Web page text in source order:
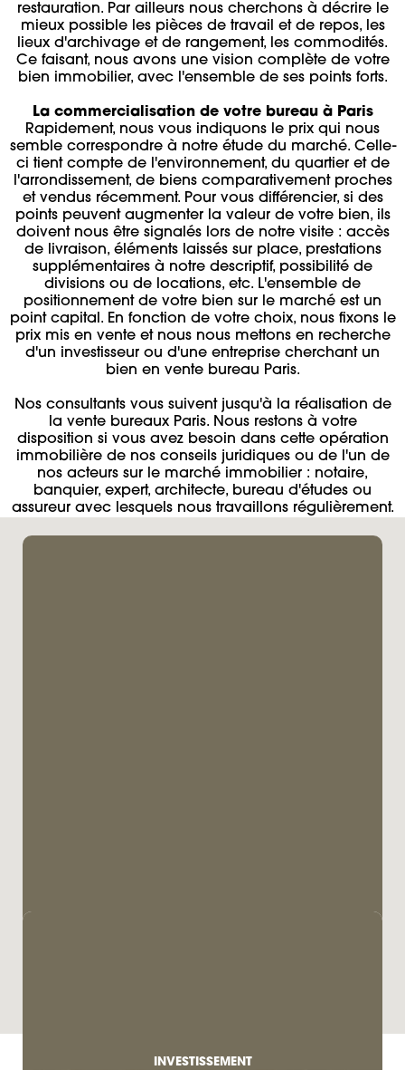
restauration. Par ailleurs nous cherchons à décrire le
mieux possible les pièces de travail et de repos, les
lieux d'archivage et de rangement, les commodités.
Ce faisant, nous avons une vision complète de votre
bien immobilier, avec l'ensemble de ses points forts.
La commercialisation de votre bureau à Paris
Rapidement, nous vous indiquons le prix qui nous
semble correspondre à notre étude du marché. Celle-
ci tient compte de l'environnement, du quartier et de
l'arrondissement, de biens comparativement proches
et vendus récemment. Pour vous différencier, si des
points peuvent augmenter la valeur de votre bien, ils
doivent nous être signalés lors de notre visite : accès
de livraison, éléments laissés sur place, prestations
supplémentaires à notre descriptif, possibilité de
divisions ou de locations, etc. L'ensemble de
positionnement de votre bien sur le marché est un
point capital. En fonction de votre choix, nous fixons le
prix mis en vente et nous nous mettons en recherche
d'un investisseur ou d'une entreprise cherchant un
bien en vente bureau Paris.
Nos consultants vous suivent jusqu'à la réalisation de
la vente bureaux Paris. Nous restons à votre
disposition si vous avez besoin dans cette opération
immobilière de nos conseils juridiques ou de l'un de
nos acteurs sur le marché immobilier : notaire,
banquier, expert, architecte, bureau d'études ou
assureur avec lesquels nous travaillons régulièrement.
À VENDRE
INVESTISSEMENT